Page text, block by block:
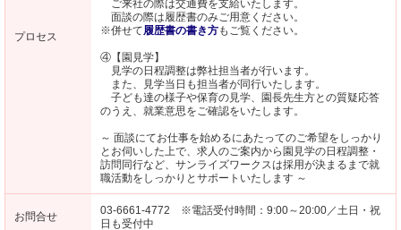
プロセス
ご来社の際は交通費を支給いたします。
面談の際は履歴書のみご用意ください。
※併せて履歴書の書き方もご覧ください。
④【園見学】
見学の日程調整は弊社担当者が行います。
また、見学当日も担当者が同行いたします。
子ども達の様子や保育の見学、園長先生方との質疑応答
のうえ、就業意思をご確認をいたします。
～ 面談にてお仕事を始めるにあたってのご希望をしっかり
とお伺いした上で、求人のご案内から園見学の日程調整・
訪問同行など、サンライズワークスは採用が決まるまで就
職活動をしっかりとサポートいたします ～
お問合せ
03-6661-4772 ※電話受付時間：9:00～20:00／土日・祝
日も受付中